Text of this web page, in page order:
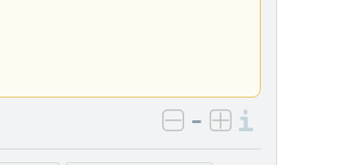
negativ bewerten
– positiv